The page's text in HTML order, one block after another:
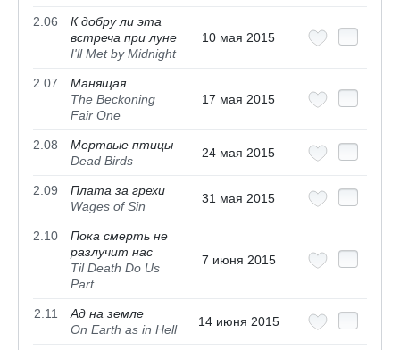
2.06
К добру ли эта
встреча при луне
I'll Met by Midnight
10 мая 2015
2.07
Манящая
The Beckoning
Fair One
17 мая 2015
2.08
Мертвые птицы
Dead Birds
24 мая 2015
2.09
Плата за грехи
Wages of Sin
31 мая 2015
2.10
Пока смерть не
разлучит нас
Til Death Do Us
Part
7 июня 2015
2.11
Ад на земле
On Earth as in Hell
14 июня 2015